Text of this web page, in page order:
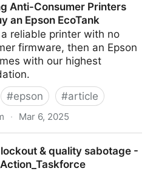
Anti-Consumer Printers
an Epson EcoTank
reliable printer with no
firmware, then an Epson
with our highest
#epson #article
· Mar 6, 2025
& quality sabotage -